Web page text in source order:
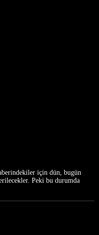
için dün, bugün
Peki bu durumda